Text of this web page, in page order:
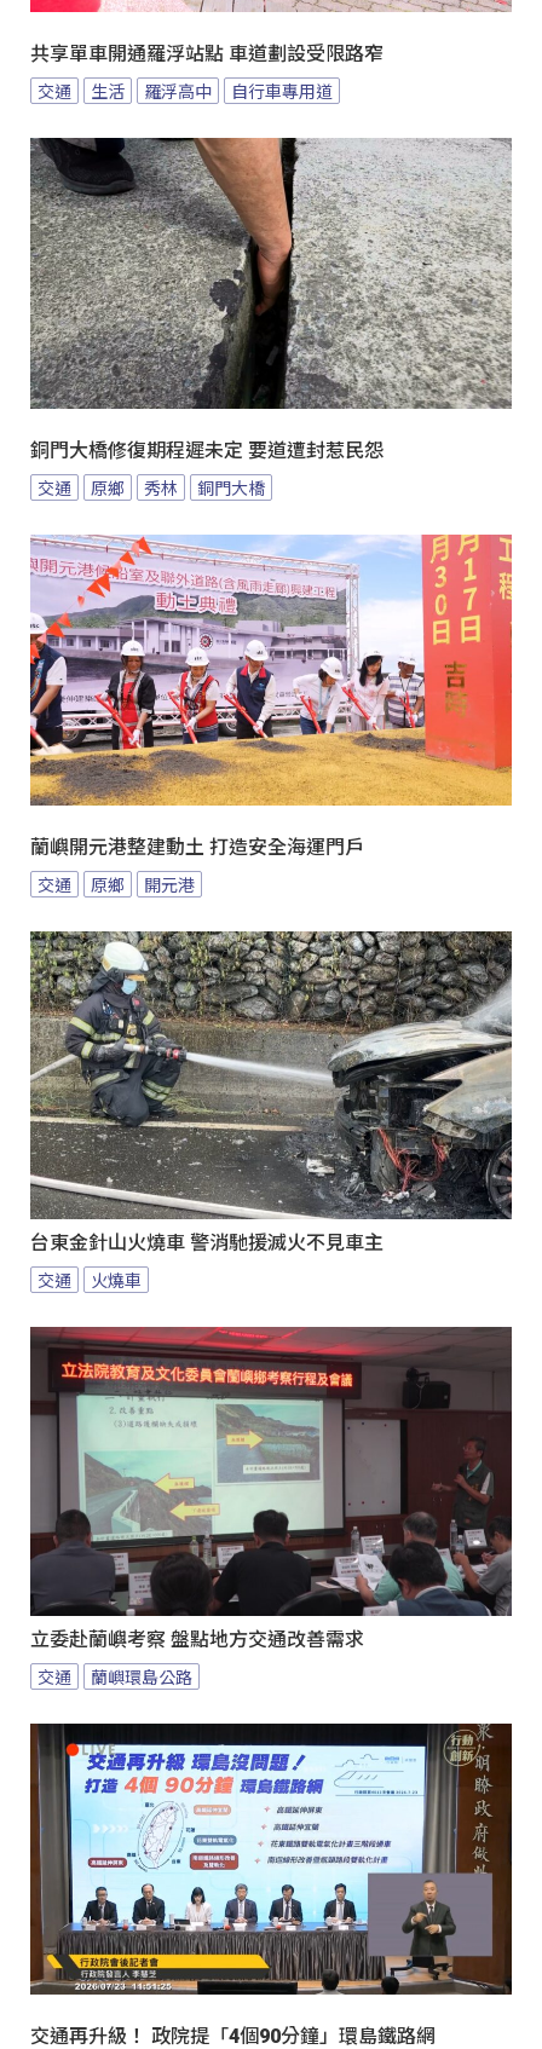
共享單車開通羅浮站點 車道劃設受限路窄
交通 生活 羅浮高中 自行車專用道
銅門大橋修復期程遲未定 要道遭封惹民怨
交通 原鄉 秀林 銅門大橋
蘭嶼開元港整建動土 打造安全海運門戶
交通 原鄉 開元港
台東金針山火燒車 警消馳援滅火不見車主
交通 火燒車
立委赴蘭嶼考察 盤點地方交通改善需求
交通 蘭嶼環島公路
交通再升級！ 政院提「4個90分鐘」環島鐵路網